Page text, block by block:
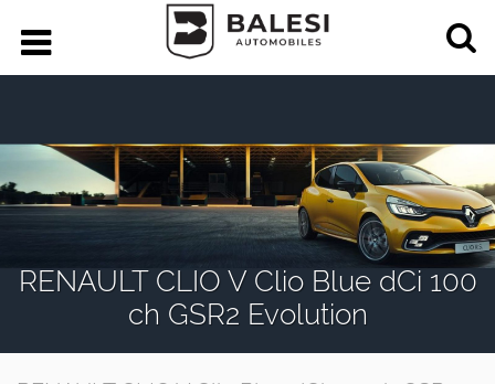
RENAULT CLIO V Clio Blue dCi 100
ch GSR2 Evolution